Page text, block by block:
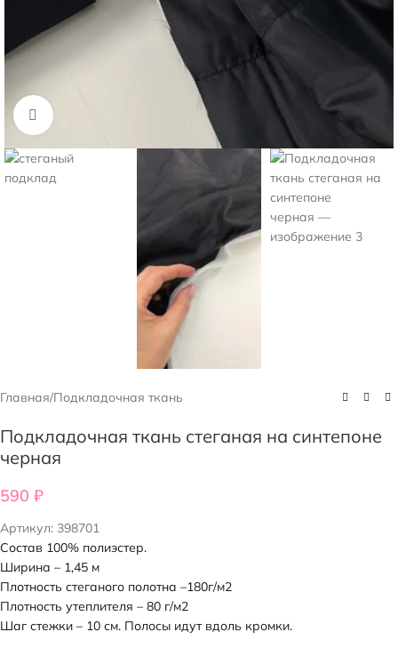
Нажмите, чтобы увеличить
Главная/Подкладочная ткань
Подкладочная ткань стеганая на синтепоне
черная
590 ₽
Артикул: 398701
Состав 100% полиэстер.
Ширина – 1,45 м
Плотность стеганого полотна –180г/м2
Плотность утеплителя – 80 г/м2
Шаг стежки – 10 см. Полосы идут вдоль кромки.